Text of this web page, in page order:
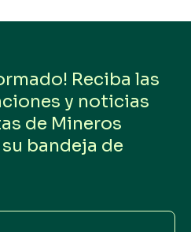
Reciba las
y noticias
de Mineros
bandeja de